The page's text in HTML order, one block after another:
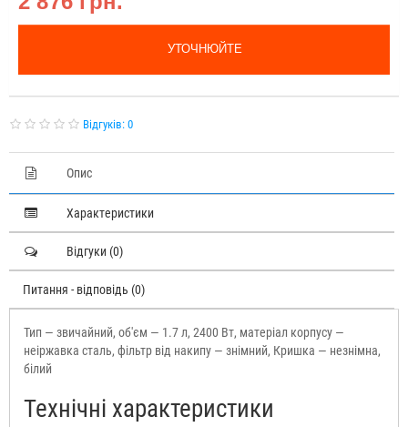
УТОЧНЮЙТЕ
Відгуків: 0
Опис
Характеристики
Відгуки (0)
Питання - відповідь (0)
Тип — звичайний, об'єм — 1.7 л, 2400 Вт, матеріал корпусу —
неіржавка сталь, фільтр від накипу — знімний, Кришка — незнімна,
білий
Технічні характеристики